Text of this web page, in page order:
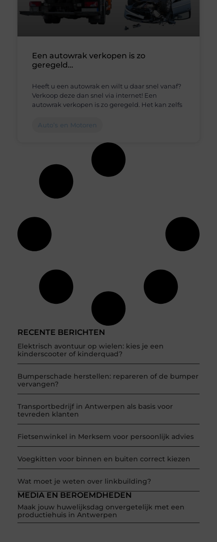
RECENTE BERICHTEN
Elektrisch avontuur op wielen: kies je een
kinderscooter of kinderquad?
Bumperschade herstellen: repareren of de bumper
vervangen?
Transportbedrijf in Antwerpen als basis voor
tevreden klanten
Fietsenwinkel in Merksem voor persoonlijk advies
Voegkitten voor binnen en buiten correct kiezen
Wat moet je weten over linkbuilding?
MEDIA EN BEROEMDHEDEN
Maak jouw huwelijksdag onvergetelijk met een
productiehuis in Antwerpen
Een autowrak verkopen is zo
geregeld…
Heeft u een autowrak en wilt u daar snel vanaf?
Verkoop deze dan snel via internet! Een
autowrak verkopen is zo geregeld. Het kan zelfs
Auto’s en Motoren